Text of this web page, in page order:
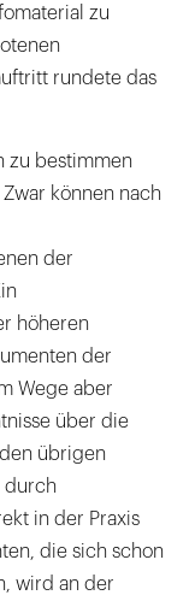
zu
rundete das
zu bestimmen
können nach
der
höheren
der
Wege aber
über die
übrigen
durch
in der Praxis
die sich schon
wird an der